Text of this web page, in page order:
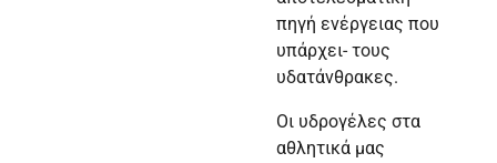
πηγή ενέργειας που
υπάρχει- τους
υδατάνθρακες.
Οι υδρογέλες στα
αθλητικά μας